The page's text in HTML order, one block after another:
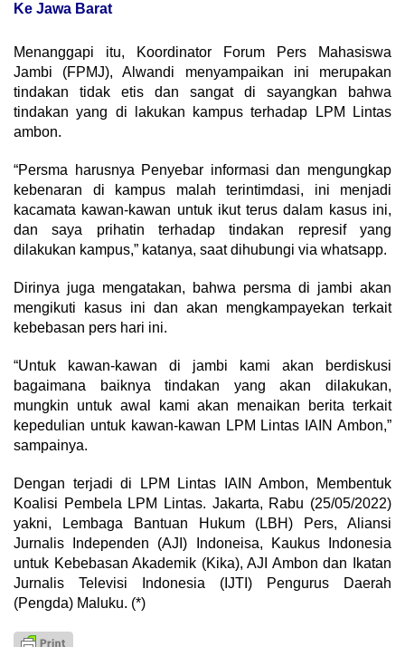
Ke Jawa Barat
Menanggapi itu, Koordinator Forum Pers Mahasiswa
Jambi (FPMJ), Alwandi menyampaikan ini merupakan
tindakan tidak etis dan sangat di sayangkan bahwa
tindakan yang di lakukan kampus terhadap LPM Lintas
ambon.
“Persma harusnya Penyebar informasi dan mengungkap
kebenaran di kampus malah terintimdasi, ini menjadi
kacamata kawan-kawan untuk ikut terus dalam kasus ini,
dan saya prihatin terhadap tindakan represif yang
dilakukan kampus,” katanya, saat dihubungi via whatsapp.
Dirinya juga mengatakan, bahwa persma di jambi akan
mengikuti kasus ini dan akan mengkampayekan terkait
kebebasan pers hari ini.
“Untuk kawan-kawan di jambi kami akan berdiskusi
bagaimana baiknya tindakan yang akan dilakukan,
mungkin untuk awal kami akan menaikan berita terkait
kepedulian untuk kawan-kawan LPM Lintas IAIN Ambon,”
sampainya.
Dengan terjadi di LPM Lintas IAIN Ambon, Membentuk
Koalisi Pembela LPM Lintas. Jakarta, Rabu (25/05/2022)
yakni, Lembaga Bantuan Hukum (LBH) Pers, Aliansi
Jurnalis Independen (AJI) Indoneisa, Kaukus Indonesia
untuk Kebebasan Akademik (Kika), AJI Ambon dan Ikatan
Jurnalis Televisi Indonesia (IJTI) Pengurus Daerah
(Pengda) Maluku. (*)